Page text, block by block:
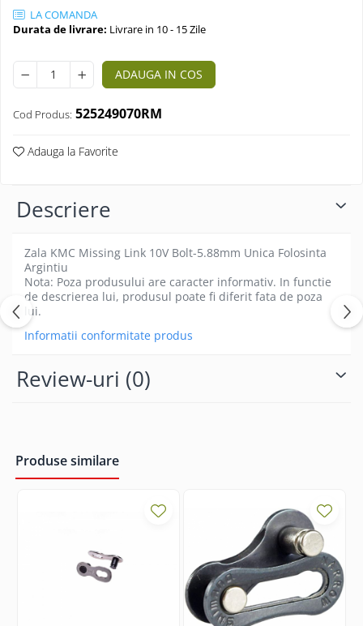
Menete trotinete
Mufe de incarcare
Piese trotinete
Placute frana trotinete
Protectii, huse si plastice trotinete
Scule
Anvelope
12" - 12.5"
14"
16"
18"
20"
26"
700"
LA COMANDA
Durata de livrare: Livrare in 10 - 15 Zile
ADAUGA IN COS
Cod Produs: 525249070RM
Adauga la Favorite
Descriere
Zala KMC Missing Link 10V Bolt-5.88mm Unica Folosinta
Argintiu
Nota: Poza produsului are caracter informativ. In functie
de descrierea lui, produsul poate fi diferit fata de poza
lui.
Informatii conformitate produs
Review-uri (0)
Produse similare